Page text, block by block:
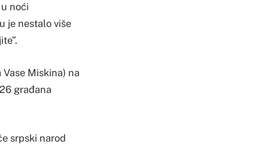
noći
je nestalo više
Miskina) na
građana
srpski narod